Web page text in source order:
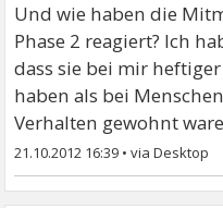
Und wie haben die
Phase 2 reagiert? Ich
dass sie bei mir
haben als bei
Verhalten gewohnt
21.10.2012 16:39 •